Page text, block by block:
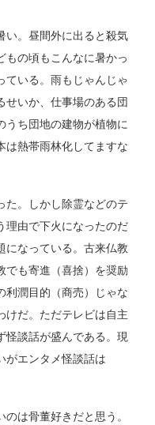
。昼間外に出ると殺気
もの頃もこんなに暑かっ
ている。雨もじゃんじゃ
せいか、仕事場のある団
うち団地の建物が植物に
は熱帯雨林化してますな
。しかし除霊などのテ
理由で下火になったのだ
になっている。古来仏教
でも寄進（喜捨）を奨励
利潤目的（商売）じゃな
けだ。ただテレビは自主
怪談話が盛んである。現
がエンタメ怪談話は
は骨董好きだと思う。